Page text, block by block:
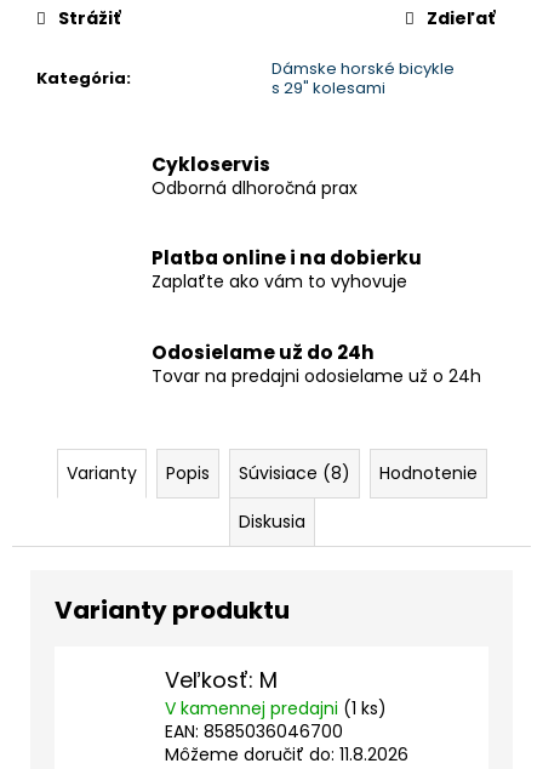
Kategória:
Dámske horské bicykle
s 29" kolesami
Strážiť Zdieľať
Cykloservis
Odborná dlhoročná prax
Platba online i na dobierku
Zaplaťte ako vám to vyhovuje
Odosielame už do 24h
Tovar na predajni odosielame už o 24h
Varianty Popis Súvisiace (8)
Hodnotenie
Diskusia
Veľkosť: M
V kamennej predajni (1 ks)
EAN: 8585036046700
Môžeme doručiť do: 11.8.2026